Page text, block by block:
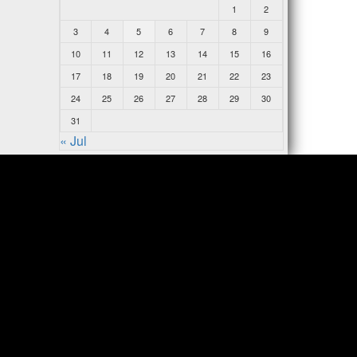
1
2
3
4 5 6 7 8
9
10
11 12 13 14 15
16
17
18 19 20 21 22
23
24
25 26 27 28 29
30
31
« Jul